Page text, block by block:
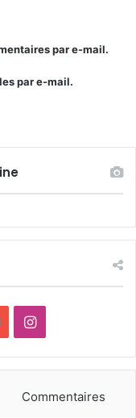
par e-mail.
par e-mail.
YouTubeInstagram
Commentaires